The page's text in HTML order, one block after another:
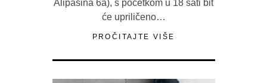
Alipašina 6a), s početkom u 18 sati bit
će upriličeno…
PROČITAJTE VIŠE